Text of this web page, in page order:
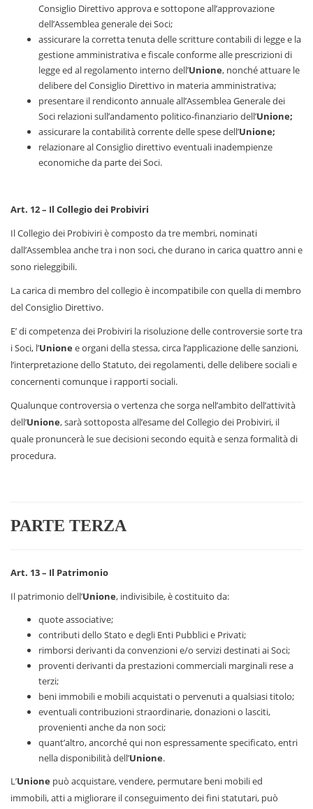
Consiglio Direttivo approva e sottopone all’approvazione
dell’Assemblea generale dei Soci;
assicurare la corretta tenuta delle scritture contabili di legge e la
gestione amministrativa e fiscale conforme alle prescrizioni di
legge ed al regolamento interno dell’Unione, nonché attuare le
delibere del Consiglio Direttivo in materia amministrativa;
presentare il rendiconto annuale all’Assemblea Generale dei
Soci relazioni sull’andamento politico-finanziario dell’Unione;
assicurare la contabilità corrente delle spese dell’Unione;
relazionare al Consiglio direttivo eventuali inadempienze
economiche da parte dei Soci.
Art. 12 – Il Collegio dei Probiviri
Il Collegio dei Probiviri è composto da tre membri, nominati
dall’Assemblea anche tra i non soci, che durano in carica quattro anni e
sono rieleggibili.
La carica di membro del collegio è incompatibile con quella di membro
del Consiglio Direttivo.
E’ di competenza dei Probiviri la risoluzione delle controversie sorte tra
i Soci, l’Unione e organi della stessa, circa l’applicazione delle sanzioni,
l’interpretazione dello Statuto, dei regolamenti, delle delibere sociali e
concernenti comunque i rapporti sociali.
Qualunque controversia o vertenza che sorga nell’ambito dell’attività
dell’Unione, sarà sottoposta all’esame del Collegio dei Probiviri, il
quale pronuncerà le sue decisioni secondo equità e senza formalità di
procedura.
PARTE TERZA
Art. 13 – Il Patrimonio
Il patrimonio dell’Unione, indivisibile, è costituito da:
quote associative;
contributi dello Stato e degli Enti Pubblici e Privati;
rimborsi derivanti da convenzioni e/o servizi destinati ai Soci;
proventi derivanti da prestazioni commerciali marginali rese a
terzi;
beni immobili e mobili acquistati o pervenuti a qualsiasi titolo;
eventuali contribuzioni straordinarie, donazioni o lasciti,
provenienti anche da non soci;
quant’altro, ancorché qui non espressamente specificato, entri
nella disponibilità dell’Unione.
L’Unione può acquistare, vendere, permutare beni mobili ed
immobili, atti a migliorare il conseguimento dei fini statutari, può